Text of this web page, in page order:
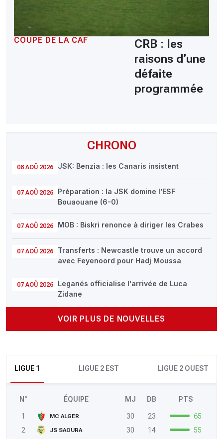
CHRONO
08 AOÛ 2026 JSK: Benzia : les Canaris insistent
07 AOÛ 2026
Préparation : la JSK domine l’ESF
Bouaouane (6-0)
07 AOÛ 2026 MOB : Biskri renonce à diriger les Crabes
07 AOÛ 2026
Transferts : Newcastle trouve un accord
avec Feyenoord pour Hadj Moussa
07 AOÛ 2026
Leganés officialise l'arrivée de Luca
Zidane
VOIR PLUS DE NOUVELLES
LIGUE 1 LIGUE 2 EST LIGUE 2 OUEST
N° ÉQUIPE MJ DB PTS
1 MC ALGER 30 23
65
2
JS SAOURA 30 14
55
COUPE DE LA CAF
CRB : les
raisons d’une
défaite
programmée